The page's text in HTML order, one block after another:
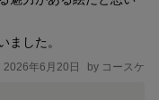
ました。
2026年6月20日 by コースケ